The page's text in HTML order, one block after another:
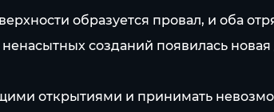
образуется провал, и оба
созданий появилась
открытиями и принимать